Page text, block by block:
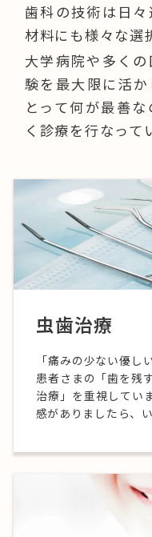
歯科の技術は日
材料にも様々な選
大学病院や多く
験を最大限に活
とって何が最善
く診療を行なって
虫歯治療
「痛みの少ない優し
患者さまの「歯を残
治療」を重視してい
感がありましたら、